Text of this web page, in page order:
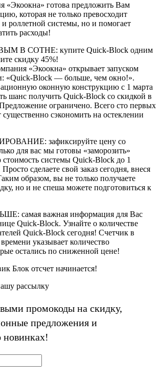
«Экоокна» готова предложить Вам
которая не только превосходит
роллетной системы, но и помогает
расходы!
В СОТНЕ: купите Quick-Block одним
скидку 45%!
«Экоокна» открывает запуском
«Quick-Block — больше, чем окно!».
оконную конструкцию с 1 марта
шанс получить Quick-Block со скидкой в
ограничено. Всего сто первых
существенно сэкономить на остеклении
зафиксируйте цену со
для вас мы готовы «заморозить»
системы Quick-Block до 1
сделаете свой заказ сегодня, внеся
образом, вы не только получаете
но и не спеша можете подготовиться к
самая важная информация для Вас
Quick-Block. Узнайте о количестве
Quick-Block сегодня! Счетчик в
указывает количество
остались по сниженной цене!
Блок отсчет начинается!
рассылку
промокоды на скидку,
предложения и